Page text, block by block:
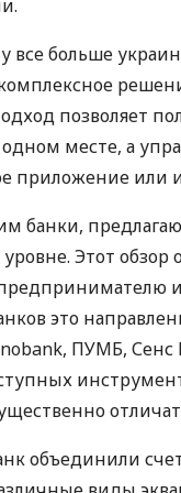
все больше
позволяет
месте, а
приложение или
банки,
Этот обзор
это
ПУМБ, Сенс
объединили